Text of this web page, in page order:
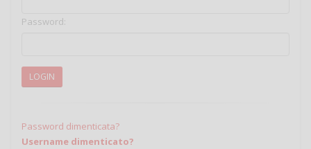
Password:
LOGIN
Password dimenticata?
Username dimenticato?